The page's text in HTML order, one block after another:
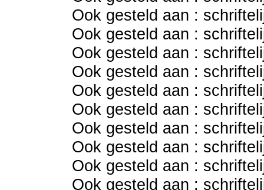
Ook gesteld aan :
Ook gesteld aan :
Ook gesteld aan :
Ook gesteld aan :
Ook gesteld aan :
Ook gesteld aan :
Ook gesteld aan :
Ook gesteld aan :
Ook gesteld aan :
Ook gesteld aan :